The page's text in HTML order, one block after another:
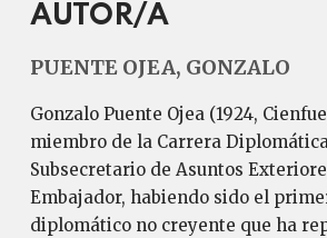
AUTOR/A
PUENTE OJEA, GONZALO
Gonzalo Puente Ojea (1924,
miembro de la Carrera
Subsecretario de Asuntos
Embajador, habiendo sido el
diplomático no creyente que ha